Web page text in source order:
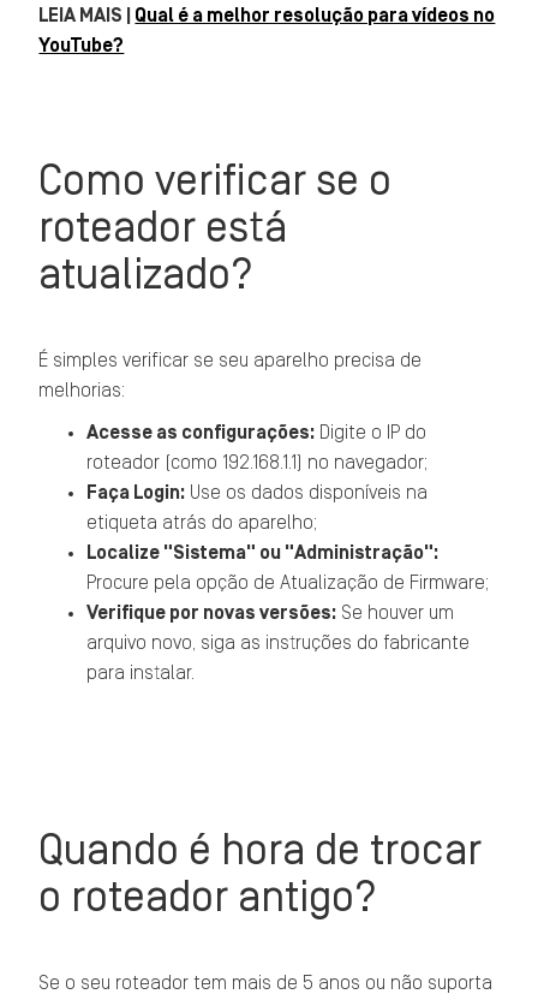
LEIA MAIS | Qual é a melhor resolução para vídeos no
YouTube?
Como verificar se o
roteador está
atualizado?
É simples verificar se seu aparelho precisa de
melhorias:
Acesse as configurações: Digite o IP do
roteador (como 192.168.1.1) no navegador;
Faça Login: Use os dados disponíveis na
etiqueta atrás do aparelho;
Localize "Sistema" ou "Administração":
Procure pela opção de Atualização de Firmware;
Verifique por novas versões: Se houver um
arquivo novo, siga as instruções do fabricante
para instalar.
Quando é hora de trocar
o roteador antigo?
Se o seu roteador tem mais de 5 anos ou não suporta